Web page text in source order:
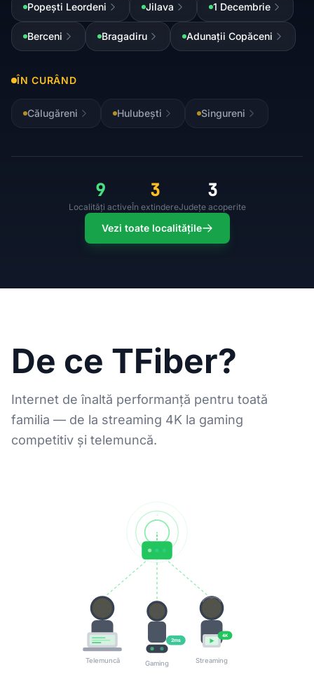
Popești Leordeni Jilava 1 Decembrie
Berceni Bragadiru Adunații Copăceni
ÎN CURÂND
Călugăreni Hulubești Singureni
9
Localități active
3
În extindere
3
Județe acoperite
Vezi toate localitățile
De ce TFiber?
Internet de înaltă performanță pentru toată
familia — de la streaming 4K la gaming
competitiv și telemuncă.
Telemuncă
2ms
Gaming
4K
Streaming